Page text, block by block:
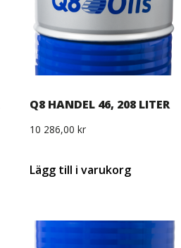
Q8 HANDEL 46, 208 LITER
10 286,00 kr
Lägg till i varukorg